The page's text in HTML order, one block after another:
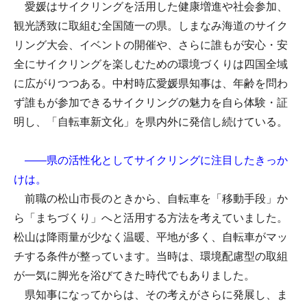
愛媛はサイクリングを活用した健康増進や社会参加、
観光誘致に取組む全国随一の県。しまなみ海道のサイク
リング大会、イベントの開催や、さらに誰もが安心・安
全にサイクリングを楽しむための環境づくりは四国全域
に広がりつつある。中村時広愛媛県知事は、年齢を問わ
ず誰もが参加できるサイクリングの魅力を自ら体験・証
明し、「自転車新文化」を県内外に発信し続けている。
――県の活性化としてサイクリングに注目したきっか
けは。
前職の松山市長のときから、自転車を「移動手段」か
ら「まちづくり」へと活用する方法を考えていました。
松山は降雨量が少なく温暖、平地が多く、自転車がマッ
チする条件が整っています。当時は、環境配慮型の取組
が一気に脚光を浴びてきた時代でもありました。
県知事になってからは、その考えがさらに発展し、ま